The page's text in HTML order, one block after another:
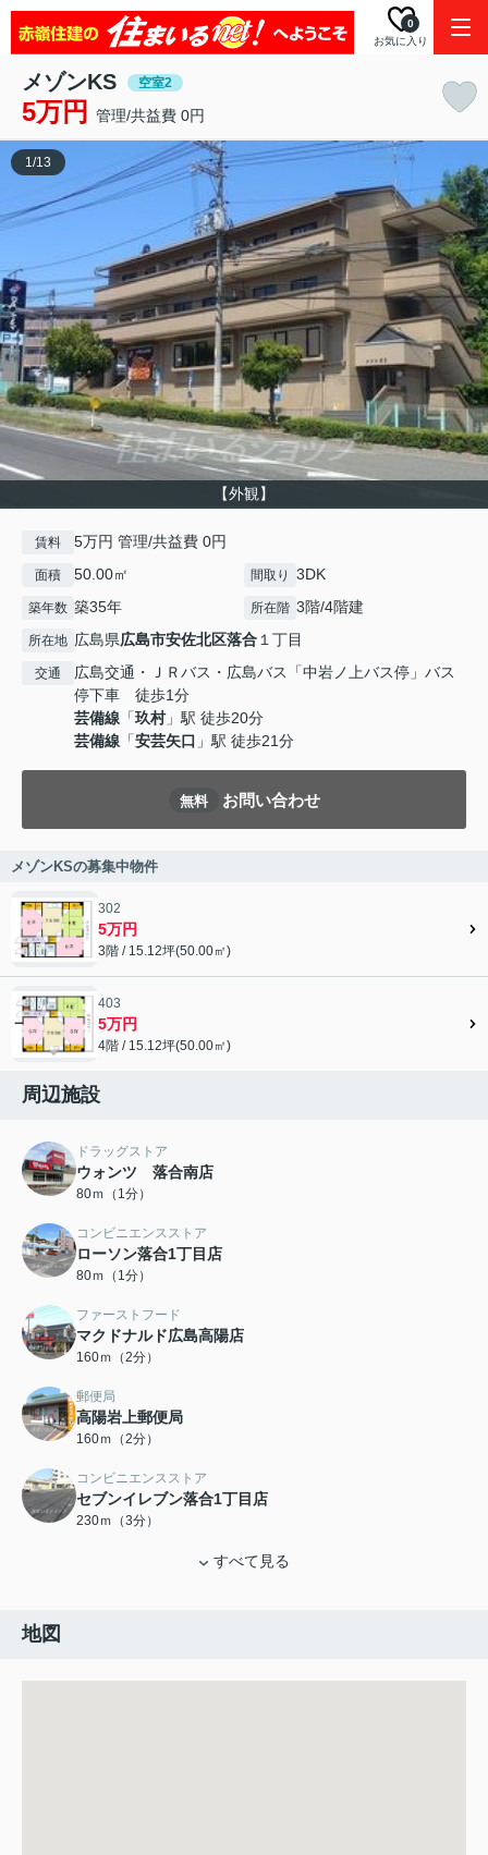
お気に入り
0
メゾンKS 空室2
5万円 管理/共益費 0円
【外観】
1/13
賃料 5万円 管理/共益費 0円
面積 50.00㎡ 間取り 3DK
築年数 築35年 所在階 3階/4階建
所在地 広島県広島市安佐北区落合１丁目
交通
広島交通・ＪＲバス・広島バス「中岩ノ上バス停」バス
停下車 徒歩1分
芸備線 「玖村」駅 徒歩20分
芸備線 「安芸矢口 」駅 徒歩21分
無料 お問い合わせ
メゾンKSの募集中物件
302
5万円
3階 / 15.12坪(50.00㎡)
403
5万円
4階 / 15.12坪(50.00㎡)
周辺施設
ドラッグストア
ウォンツ 落合南店
80ｍ（1分）
コンビニエンスストア
ローソン落合1丁目店
80ｍ（1分）
ファーストフード
マクドナルド広島高陽店
160ｍ（2分）
郵便局
高陽岩上郵便局
160ｍ（2分）
コンビニエンスストア
セブンイレブン落合1丁目店
230ｍ（3分）
すべて見る
地図